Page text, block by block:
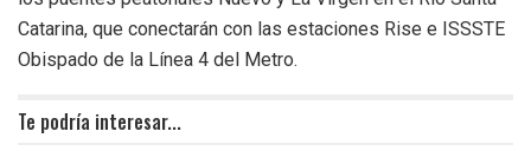
Catarina, que conectarán con las estaciones Rise e ISSSTE
Obispado de la Línea 4 del Metro.
Te podría interesar...